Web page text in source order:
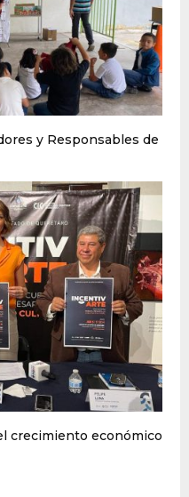
y Responsables de
crecimiento económico